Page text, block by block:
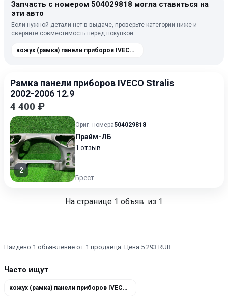
Запчасть с номером 504029818 могла ставиться на
эти авто
Если нужной детали нет в выдаче, проверьте категории ниже и
сверяйте совместимость перед покупкой.
кожух (рамка) панели приборов IVECO Stralis
Рамка панели приборов IVECO Stralis
2002-2006 12.9
4 400 ₽
2
Ориг. номера504029818
Прайм-ЛБ
1 отзыв
Брест
На странице 1 объяв. из 1
Найдено 1 объявление от 1 продавца. Цена 5 293 RUB.
Часто ищут
кожух (рамка) панели приборов IVECO Stralis